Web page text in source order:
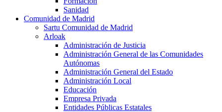
Sanidad
Comunidad de Madrid
Sartu Comunidad de Madrid
Arloak
Administración de Justicia
Administración General de las Comunidades
Autónomas
Administración General del Estado
Administración Local
Educación
Empresa Privada
Entidades Públicas Estatales